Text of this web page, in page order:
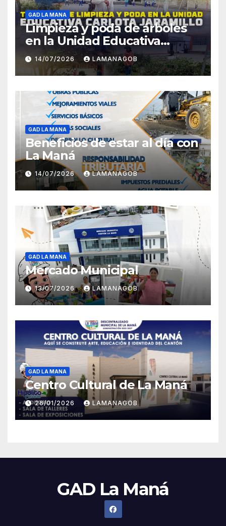
GAD LA MANA
Limpieza y poda de árboles
en la Unidad Educativa
Carlota Jaramillo
14/07/2026 LAMANAGOB
GAD LA MANA
Beneficios de estar al día con
La Maná
14/07/2026 LAMANAGOB
GAD LA MANA
Mercado Municipal
13/07/2026 LAMANAGOB
GAD LA MANA
Centro Cultural de La Maná
26/01/2026 LAMANAGOB
GAD La Maná